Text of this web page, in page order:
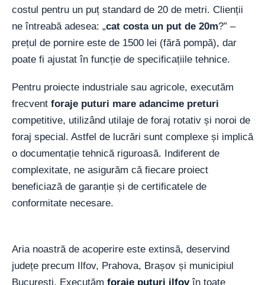
costul pentru un puț standard de 20 de metri. Clienții
ne întreabă adesea: „cat costa un put de 20m?” –
prețul de pornire este de 1500 lei (fără pompă), dar
poate fi ajustat în funcție de specificațiile tehnice.
Pentru proiecte industriale sau agricole, executăm
frecvent foraje puturi mare adancime preturi
competitive, utilizând utilaje de foraj rotativ și noroi de
foraj special. Astfel de lucrări sunt complexe și implică
o documentație tehnică riguroasă. Indiferent de
complexitate, ne asigurăm că fiecare proiect
beneficiază de garanție și de certificatele de
conformitate necesare.
Aria noastră de acoperire este extinsă, deservind
județe precum Ilfov, Prahova, Brașov și municipiul
București. Executăm foraje puturi ilfovîn toate